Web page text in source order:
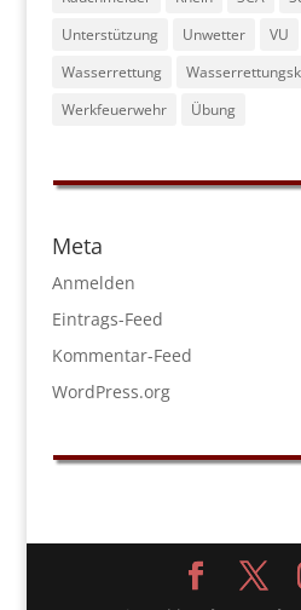
Unterstützung
Unwetter VU
Wasserrettung
Werkfeuerwehr
Übung
Meta
Anmelden
Eintrags-Feed
Kommentar-Feed
WordPress.org